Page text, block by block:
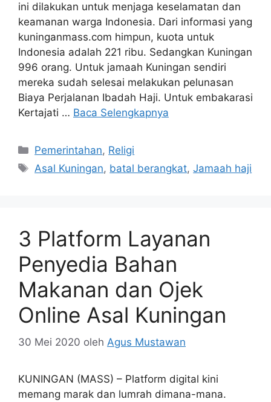
ini dilakukan untuk menjaga keselamatan dan
keamanan warga Indonesia. Dari informasi yang
kuninganmass.com himpun, kuota untuk
Indonesia adalah 221 ribu. Sedangkan Kuningan
996 orang. Untuk jamaah Kuningan sendiri
mereka sudah selesai melakukan pelunasan
Biaya Perjalanan Ibadah Haji. Untuk embakarasi
Kertajati … Baca Selengkapnya
Kategori
Pemerintahan, Religi
Tag
Asal Kuningan, batal berangkat,Jamaah haji
3 Platform Layanan
Penyedia Bahan
Makanan dan Ojek
Online Asal Kuningan
30 Mei 2020 oleh Agus Mustawan
KUNINGAN (MASS) – Platform digital kini
memang marak dan lumrah dimana-mana.